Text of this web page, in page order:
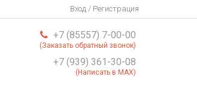
Вход / Регистрация
+7 (85557) 7-00-00
(Заказать обратный звонок)
+7 (939) 361-30-08
(Написать в MAX)